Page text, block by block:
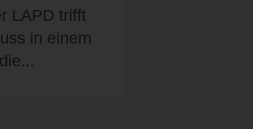
LAPD trifft
in einem